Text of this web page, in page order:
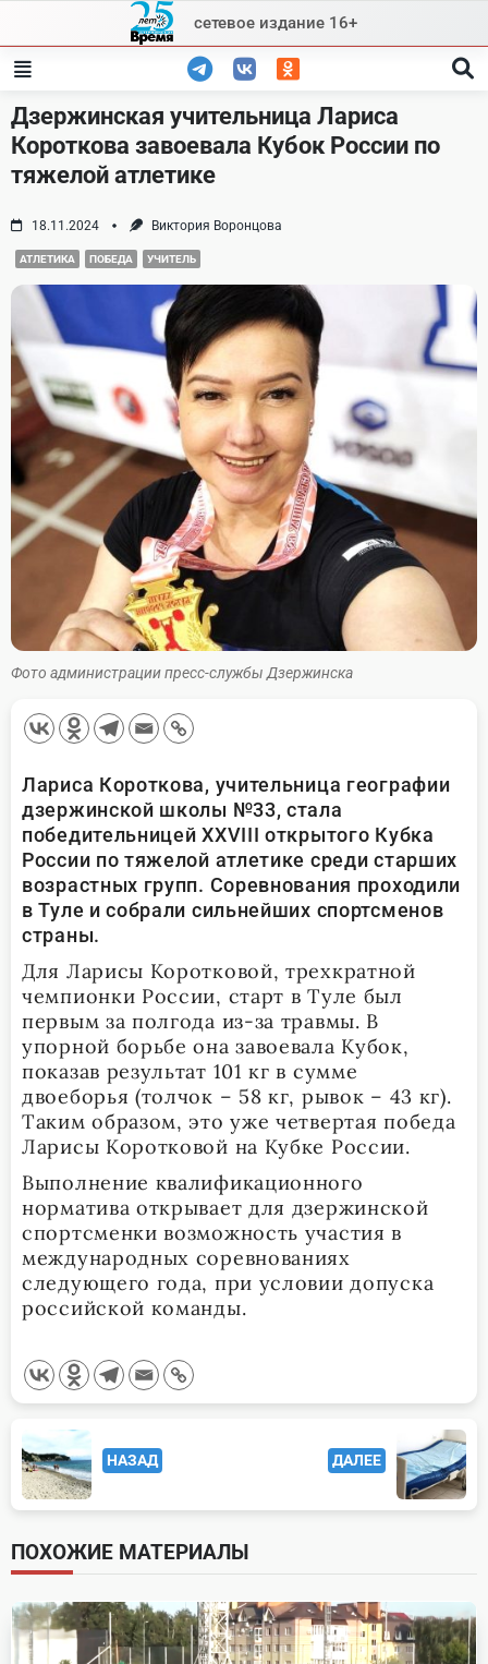
content
сетевое издание 16+
Дзержинская учительница Лариса
Короткова завоевала Кубок России по
тяжелой атлетике
18.11.2024 Виктория Воронцова
АТЛЕТИКА ПОБЕДА УЧИТЕЛЬ
Фото администрации пресс-службы Дзержинска
Лариса Короткова, учительница географии
дзержинской школы №33, стала
победительницей XXVIII открытого Кубка
России по тяжелой атлетике среди старших
возрастных групп. Соревнования проходили
в Туле и собрали сильнейших спортсменов
страны.
Для Ларисы Коротковой, трехкратной
чемпионки России, старт в Туле был
первым за полгода из-за травмы. В
упорной борьбе она завоевала Кубок,
показав результат 101 кг в сумме
двоеборья (толчок – 58 кг, рывок – 43 кг).
Таким образом, это уже четвертая победа
Ларисы Коротковой на Кубке России.
Выполнение квалификационного
норматива открывает для дзержинской
спортсменки возможность участия в
международных соревнованиях
следующего года, при условии допуска
российской команды.
<span
class="nav-
subtitle
screen-
reader-
text">Page</span>
НАЗАД ДАЛЕЕ
ПОХОЖИЕ МАТЕРИАЛЫ